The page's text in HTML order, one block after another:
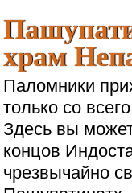
храм
Паломники
только со
Здесь вы
концов
чрезвычайно